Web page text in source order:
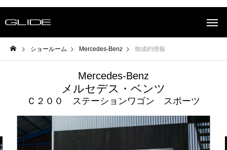
ショールーム Mercedes-Benz 御成約情報
Mercedes-Benz
メルセデス・ベンツ
Ｃ２００ ステーションワゴン スポーツ